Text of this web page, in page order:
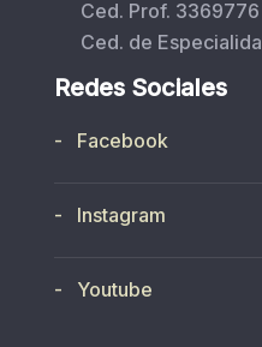
Ced. Prof. 3369776
Ced. de
Redes Sociales
- Facebook
- Instagram
- Youtube